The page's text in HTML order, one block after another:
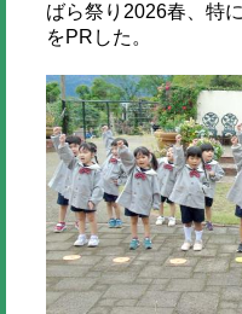
ばら祭り2026春、特
をPRした。